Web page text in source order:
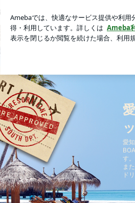
｢ノーレッジボードチョイス｣菊
美の長女 ｢プロ顔負け｣のお菓子公開
愛
す。
ま
ド